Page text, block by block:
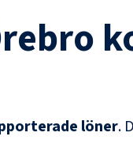
löner.